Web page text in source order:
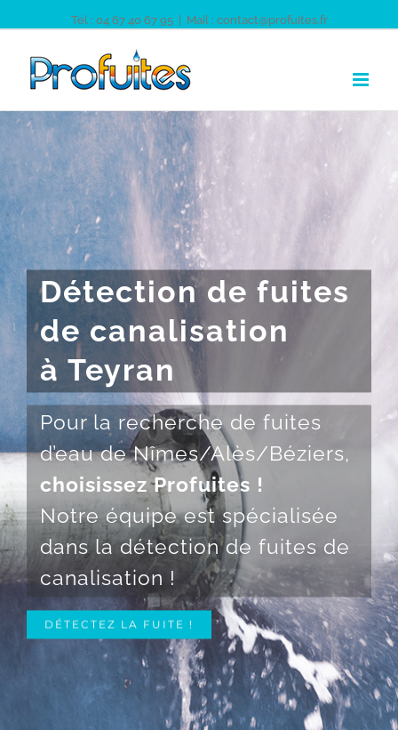
Tel : 04 67 40 67 95 Mail : contact@profuites.fr
Détection de fuites
de canalisation
à Teyran
Pour la recherche de fuites
d’eau de Nîmes/Alès/Béziers,
choisissez Profuites !
Notre équipe est spécialisée
dans la détection de fuites de
canalisation !
DÉTECTEZ LA FUITE !